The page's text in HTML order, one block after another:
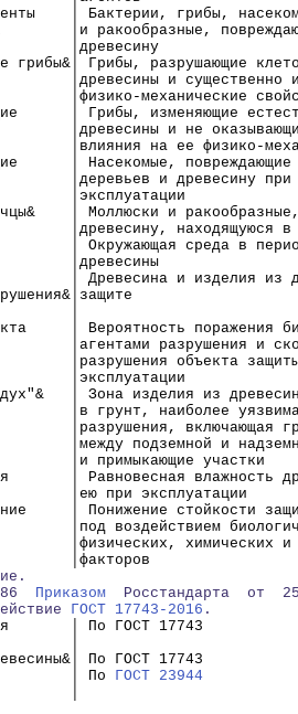
│ Бактерии, грибы,
│и ракообразные,
│древесину
грибы&│ Грибы, разрушающие
│древесины и существенно
│физико-механические
│ Грибы, изменяющие
│древесины и не оказывающие
│влияния на ее физико-
│ Насекомые, повреждающие
│деревьев и древесину при
│эксплуатации
│ Моллюски и
│древесину, находящуюся в
│ Окружающая среда в
│древесины
│ Древесина и изделия из
│
│ Вероятность поражения
│агентами разрушения и
│разрушения объекта
│эксплуатации
│ Зона изделия из
│в грунт, наиболее
│разрушения, включающая
│между подземной и
│и примыкающие участки
│ Равновесная влажность
│ею при эксплуатации
│ Понижение стойкости
│под воздействием
│физических, химических и
│факторов
86 Приказом
Росстандарта  от
ГОСТ 17743-2016 .
│ По ГОСТ 17743
│
По ГОСТ 17743
│ По ГОСТ 23944
│